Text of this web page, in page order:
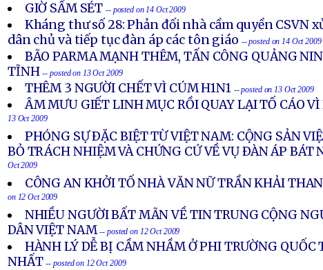
GIỜ SẤM SÉT -- posted on 14 Oct 2009
Kháng thư số 28: Phản đối nhà cầm quyền CSVN
dân chủ và tiếp tục đàn áp các tôn giáo -- posted on 14 Oct 2009
BÃO PARMA MẠNH THÊM, TẤN CÔNG QUẢNG
TĨNH -- posted on 13 Oct 2009
THÊM 3 NGƯỜI CHẾT VÌ CÚM H1N1 -- posted on 13 Oct 2009
ÂM MƯU GIẾT LINH MỤC RỒI QUAY LẠI TỐ CÁO
13 Oct 2009
PHÓNG SỰ ÐẶC BIỆT TỪ VIỆT NAM: CỘNG SẢN
BỎ TRÁCH NHIỆM VÀ CHỨNG CỨ VỀ VỤ ÐÀN ÁP BÁT
Oct 2009
CÔNG AN KHỞI TỐ NHÀ VĂN NỮ TRẦN KHẢI
on 12 Oct 2009
NHIỀU NGƯỜI BẤT MÃN VỀ TIN TRUNG CỘNG
DÂN VIỆT NAM -- posted on 12 Oct 2009
HÀNH LÝ DỄ BỊ CẦM NHẦM Ở PHI TRƯỜNG QUỐC
NHẤT -- posted on 12 Oct 2009